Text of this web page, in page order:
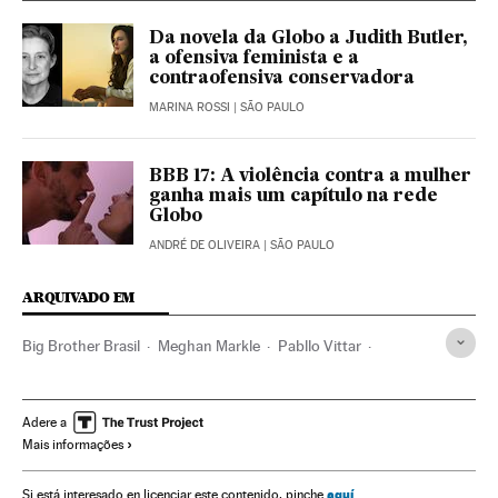
Da novela da Globo a Judith Butler,
a ofensiva feminista e a
contraofensiva conservadora
MARINA ROSSI | SÃO PAULO
BBB 17: A violência contra a mulher
ganha mais um capítulo na rede
Globo
ANDRÉ DE OLIVEIRA | SÃO PAULO
ARQUIVADO EM
Big Brother Brasil Meghan Markle Pabllo Vittar
Cadeias televisão Machismo
Brasil
Programa tv Internet Televisão Preconceitos
Adere a
Mais informações
Si está interesado en licenciar este contenido, pinche aquí